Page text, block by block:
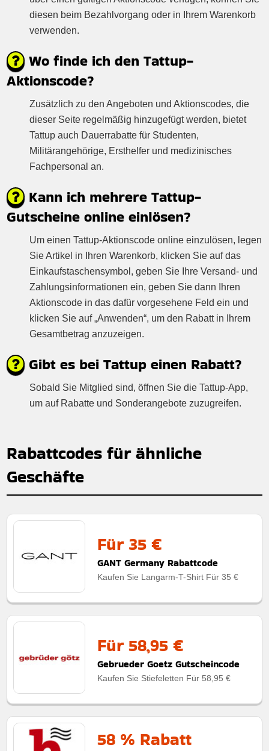
diesen beim Bezahlvorgang oder in Ihrem Warenkorb
verwenden.
Wo finde ich den Tattup-
Aktionscode?
Zusätzlich zu den Angeboten und Aktionscodes, die
dieser Seite regelmäßig hinzugefügt werden, bietet
Tattup auch Dauerrabatte für Studenten,
Militärangehörige, Ersthelfer und medizinisches
Fachpersonal an.
Kann ich mehrere Tattup-
Gutscheine online einlösen?
Um einen Tattup-Aktionscode online einzulösen, legen
Sie Artikel in Ihren Warenkorb, klicken Sie auf das
Einkaufstaschensymbol, geben Sie Ihre Versand- und
Zahlungsinformationen ein, geben Sie dann Ihren
Aktionscode in das dafür vorgesehene Feld ein und
klicken Sie auf „Anwenden“, um den Rabatt in Ihrem
Gesamtbetrag anzuzeigen.
Gibt es bei Tattup einen Rabatt?
Sobald Sie Mitglied sind, öffnen Sie die Tattup-App,
um auf Rabatte und Sonderangebote zuzugreifen.
Rabattcodes für ähnliche
Geschäfte
Für 35 €
GANT Germany Rabattcode
Kaufen Sie Langarm-T-Shirt Für 35 €
Für 58,95 €
Gebrueder Goetz Gutscheincode
Kaufen Sie Stiefeletten Für 58,95 €
58 % Rabatt